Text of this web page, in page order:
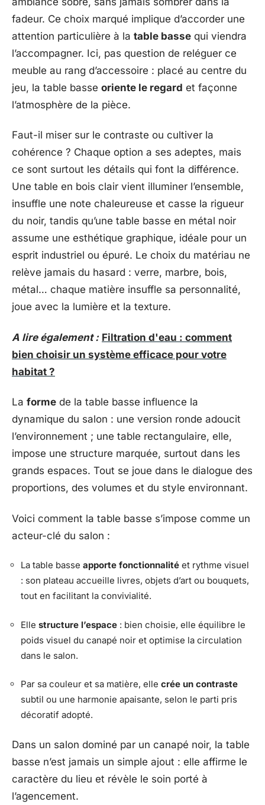
fadeur. Ce choix marqué implique d’accorder une
attention particulière à la table basse qui viendra
l’accompagner. Ici, pas question de reléguer ce
meuble au rang d’accessoire : placé au centre du
jeu, la table basse oriente le regard et façonne
l’atmosphère de la pièce.
Faut-il miser sur le contraste ou cultiver la
cohérence ? Chaque option a ses adeptes, mais
ce sont surtout les détails qui font la différence.
Une table en bois clair vient illuminer l’ensemble,
insuffle une note chaleureuse et casse la rigueur
du noir, tandis qu’une table basse en métal noir
assume une esthétique graphique, idéale pour un
esprit industriel ou épuré. Le choix du matériau ne
relève jamais du hasard : verre, marbre, bois,
métal… chaque matière insuffle sa personnalité,
joue avec la lumière et la texture.
A lire également : Filtration d'eau : comment
bien choisir un système efficace pour votre
habitat ?
La forme de la table basse influence la
dynamique du salon : une version ronde adoucit
l’environnement ; une table rectangulaire, elle,
impose une structure marquée, surtout dans les
grands espaces. Tout se joue dans le dialogue des
proportions, des volumes et du style environnant.
Voici comment la table basse s’impose comme un
acteur-clé du salon :
La table basse apporte fonctionnalité et rythme visuel
: son plateau accueille livres, objets d’art ou bouquets,
tout en facilitant la convivialité.
Elle structure l’espace : bien choisie, elle équilibre le
poids visuel du canapé noir et optimise la circulation
dans le salon.
Par sa couleur et sa matière, elle crée un contraste
subtil ou une harmonie apaisante, selon le parti pris
décoratif adopté.
Dans un salon dominé par un canapé noir, la table
basse n’est jamais un simple ajout : elle affirme le
caractère du lieu et révèle le soin porté à
l’agencement.